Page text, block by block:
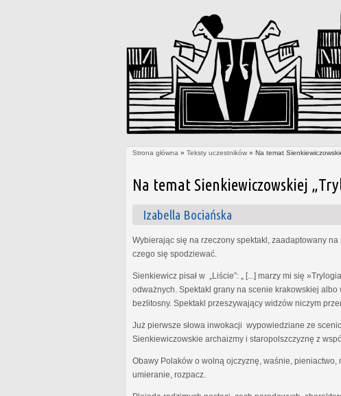
Strona główna » Teksty uczestników » Na temat
Na temat Sienkiewiczowskiej
Izabella Bociańska
Wybierając się na rzeczony spektakl, zaadaptowany
czego się spodziewać.
Sienkiewicz pisał w „Liście”: „ [...] marzy mi się
odważnych. Spektakl grany na scenie krakowskiej
bezlitosny. Spektakl przeszywający widzów niczym
Już pierwsze słowa inwokacji wypowiedziane ze
Sienkiewiczowskie archaizmy i staropolszczyznę z
Obawy Polaków o wolną ojczyznę, waśnie, pieniactwo,
umieranie, rozpacz.